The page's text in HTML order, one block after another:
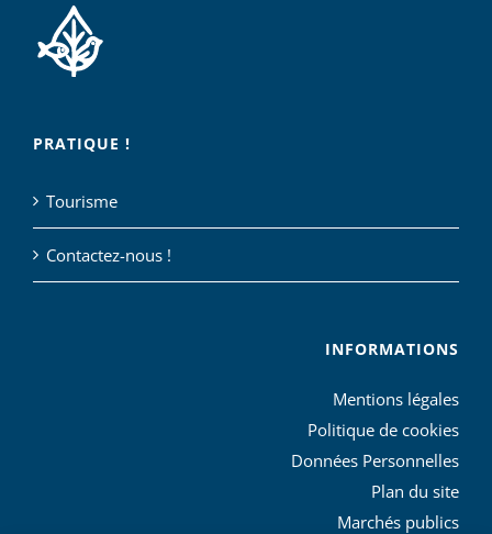
PRATIQUE !
Tourisme
Contactez-nous !
INFORMATIONS
Mentions légales
Politique de cookies
Données Personnelles
Plan du site
Marchés publics